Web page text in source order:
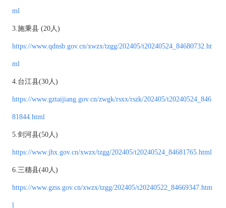
ml
3.施秉县 (20人)
https://www.qdnsb.gov.cn/xwzx/tzgg/202405/t20240524_84680732.ht
ml
4.台江县(30人)
https://www.gztaijiang.gov.cn/zwgk/rsxx/rszk/202405/t20240524_846
81844.html
5.剑河县(50人)
https://www.jhx.gov.cn/xwzx/tzgg/202405/t20240524_84681765.html
6.三穗县(40人)
https://www.gzss.gov.cn/xwzx/tzgg/202405/t20240522_84669347.htm
l